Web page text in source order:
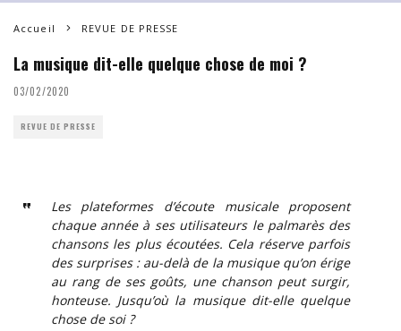
Accueil REVUE DE PRESSE
La musique dit-elle quelque chose de moi ?
03/02/2020
REVUE DE PRESSE
Les plateformes d’écoute musicale proposent
chaque année à ses utilisateurs le palmarès des
chansons les plus écoutées. Cela réserve parfois
des surprises : au-delà de la musique qu’on érige
au rang de ses goûts, une chanson peut surgir,
honteuse. Jusqu’où la musique dit-elle quelque
chose de soi ?